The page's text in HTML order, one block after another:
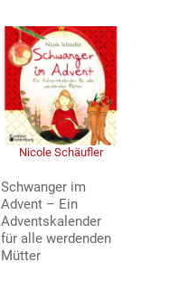
Nicole Schäufler
Schwanger im
Advent – Ein
Adventskalender
für alle werdenden
Mütter